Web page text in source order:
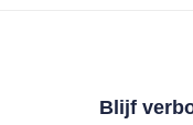
Blijf